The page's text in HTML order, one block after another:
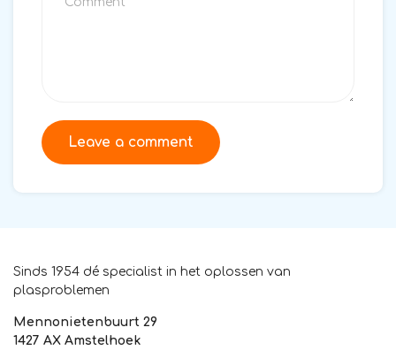
Leave a comment
Sinds 1954 dé specialist in het oplossen van
plasproblemen
Mennonietenbuurt 29
1427 AX Amstelhoek